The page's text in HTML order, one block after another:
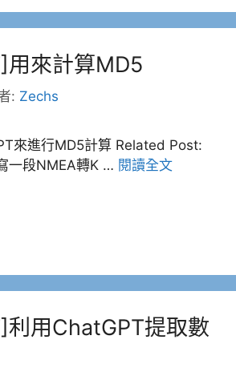
用來計算MD5
: Zechs
來進行MD5計算 Related Post:
一段NMEA轉K … 閱讀全文
利用ChatGPT提取數